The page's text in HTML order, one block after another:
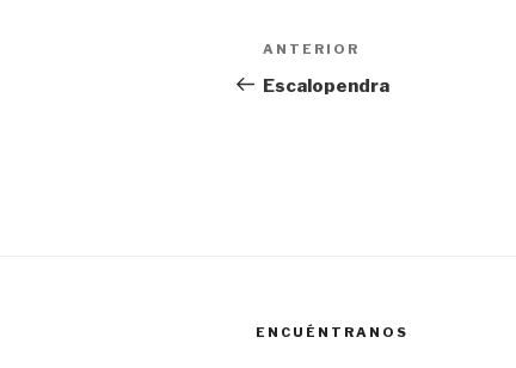
Navegación
de
Entrada
anterior:
ANTERIOR
Escalopendra
ENCUÉNTRANOS